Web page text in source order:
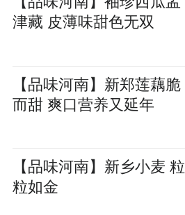
津藏 皮薄味甜色无双
【品味河南】新郑莲藕脆
而甜 爽口营养又延年
【品味河南】新乡小麦 粒
粒如金